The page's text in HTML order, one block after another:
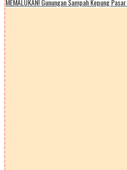
MEMALUKAN! Gunungan Sampah Kepung Pasar …